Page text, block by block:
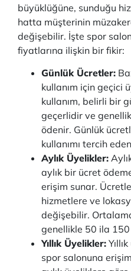
büyüklüğüne, sunduğu
hatta müşterinin
değişebilir. İşte spor
fiyatlarına ilişkin bir fikir:
Günlük Ücretler:
kullanım için geçici
kullanım, belirli bir
geçerlidir ve
ödenir. Günlük
kullanımı tercih
Aylık Üyelikler:
aylık bir ücret ödeme
erişim sunar.
hizmetlere ve
değişebilir.
genellikle 50 ila
Yıllık Üyelikler:
spor salonuna